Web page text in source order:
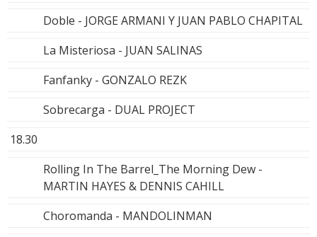
Doble - JORGE ARMANI Y JUAN PABLO CHAPITAL
La Misteriosa - JUAN SALINAS
Fanfanky - GONZALO REZK
Sobrecarga - DUAL PROJECT
18.30
Rolling In The Barrel_The Morning Dew -
MARTIN HAYES & DENNIS CAHILL
Choromanda - MANDOLINMAN